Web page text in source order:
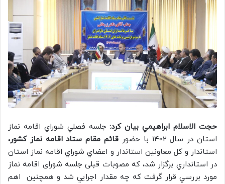
حجت الاسلام ابراهيمي بيان كرد:جلسه فصلي شوراي اقامه نماز
استان در سال 1402 با حضور
قائم مقام ستاد اقامه نماز كشور،
استاندار و كل معاونين استاندار و اعضاي شوراي اقامه نماز استان
در استانداري برگزار شد، كه مصوبات قبلی جلسه شورای اقامه نماز
مورد بررسي قرار گرفت كه چه مقدار اجرايي شد و همچنين اهم